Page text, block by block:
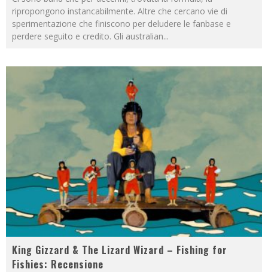
ripropongono instancabilmente. Altre che cercano vie di
sperimentazione che finiscono per deludere le fanbase e
perdere seguito e credito. Gli australian...
King Gizzard & The Lizard Wizard – Fishing for
Fishies: Recensione